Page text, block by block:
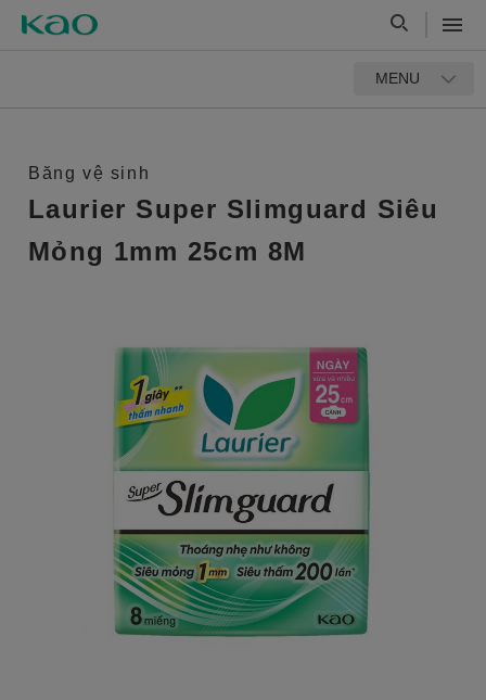
MENU
Băng vệ sinh
Laurier Super Slimguard Siêu
Mỏng 1mm 25cm 8M